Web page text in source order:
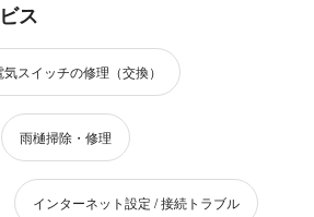
ス
スイッチの修理（交換）
雨樋掃除・修理
インターネット設定 / 接続トラブル